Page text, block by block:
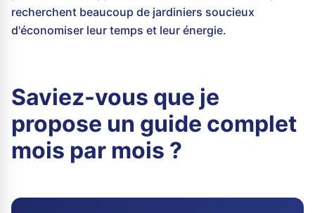
recherchent beaucoup de jardiniers soucieux
d'économiser leur temps et leur énergie.
Saviez-vous que je
propose un guide complet
mois par mois ?